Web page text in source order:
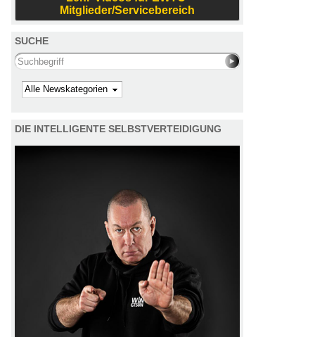
Mitglieder/Servicebereich
SUCHE
Search this site
Kategorie
DIE INTELLIGENTE SELBSTVERTEIDIGUNG